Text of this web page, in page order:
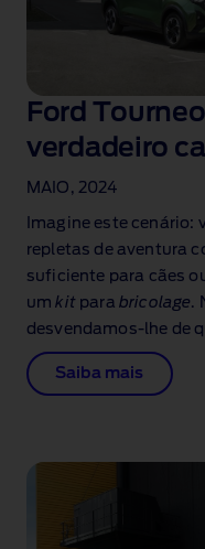
Ford
verdadeiro
MAIO, 2024
Imagine este cenário:
repletas de aventura
suficiente para cães
umkitpara bricolage.
desvendamos‑lhe de
Saiba mais